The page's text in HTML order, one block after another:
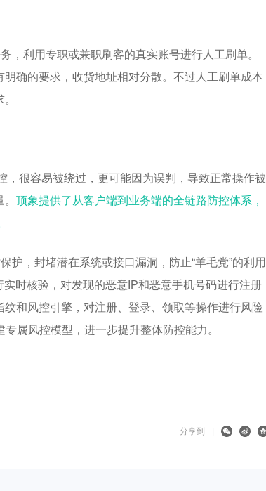
，利用专职或兼职刷客的真实账号进行人工刷单。
确的要求，收货地址相对分散。不过人工刷单成本
，很容易被绕过，更可能因为误判，导致正常操作被
顶象提供了从客户端到业务端的全链路防控体系，
护，封堵潜在系统或接口漏洞，防止“羊毛党”的利用
时核验，对发现的恶意IP和恶意手机号码进行注册
和风控引擎，对注册、登录、领取等操作进行风险
属风控模型，进一步提升整体防控能力。
分享到